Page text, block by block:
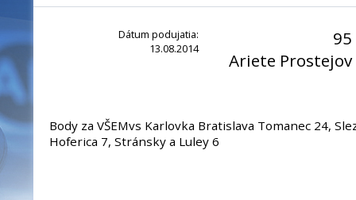
Dátum podujatia:
13.08.2014
95
Ariete Prostejov
Body za VŠEMvs Karlovka Bratislava Tomanec 24,
Hoferica 7, Stránsky a Luley 6